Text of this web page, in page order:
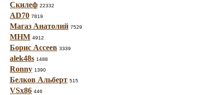
Скилеф 22332
AD70 7819
Магаз Анатолий 7529
МНМ 4912
Борис Ассеев 3339
alek48s 1488
Ronny 1390
Белков Альберт 515
VSx86 446